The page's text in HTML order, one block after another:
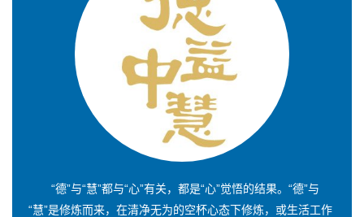
“德”与“慧”都与“心”有关，都是“心”觉悟的结果。“德”与
“慧”是修炼而来，在清净无为的空杯心态下修炼，或生活工作